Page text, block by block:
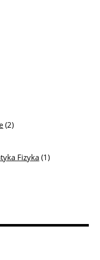
(2)
Fizyka (1)